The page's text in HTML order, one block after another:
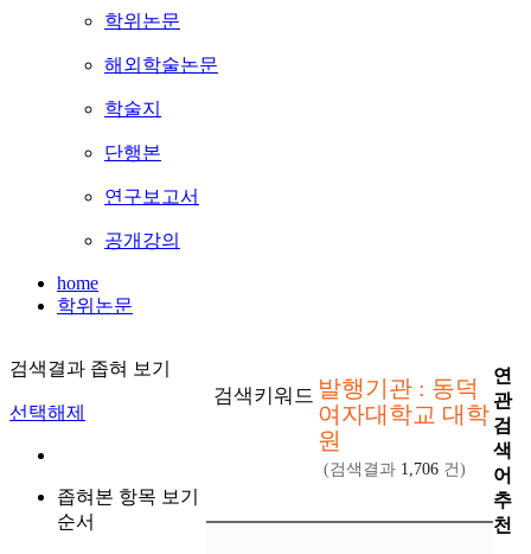
학위논문
해외학술논문
학술지
단행본
연구보고서
공개강의
home
학위논문
검색결과 좁혀 보기
선택해제
좁혀본 항목 보기
순서
검색키워드 발행기관 : 동덕
여자대학교 대학
원
(검색결과 1,706 건)
연
관
검
색
어
추
천